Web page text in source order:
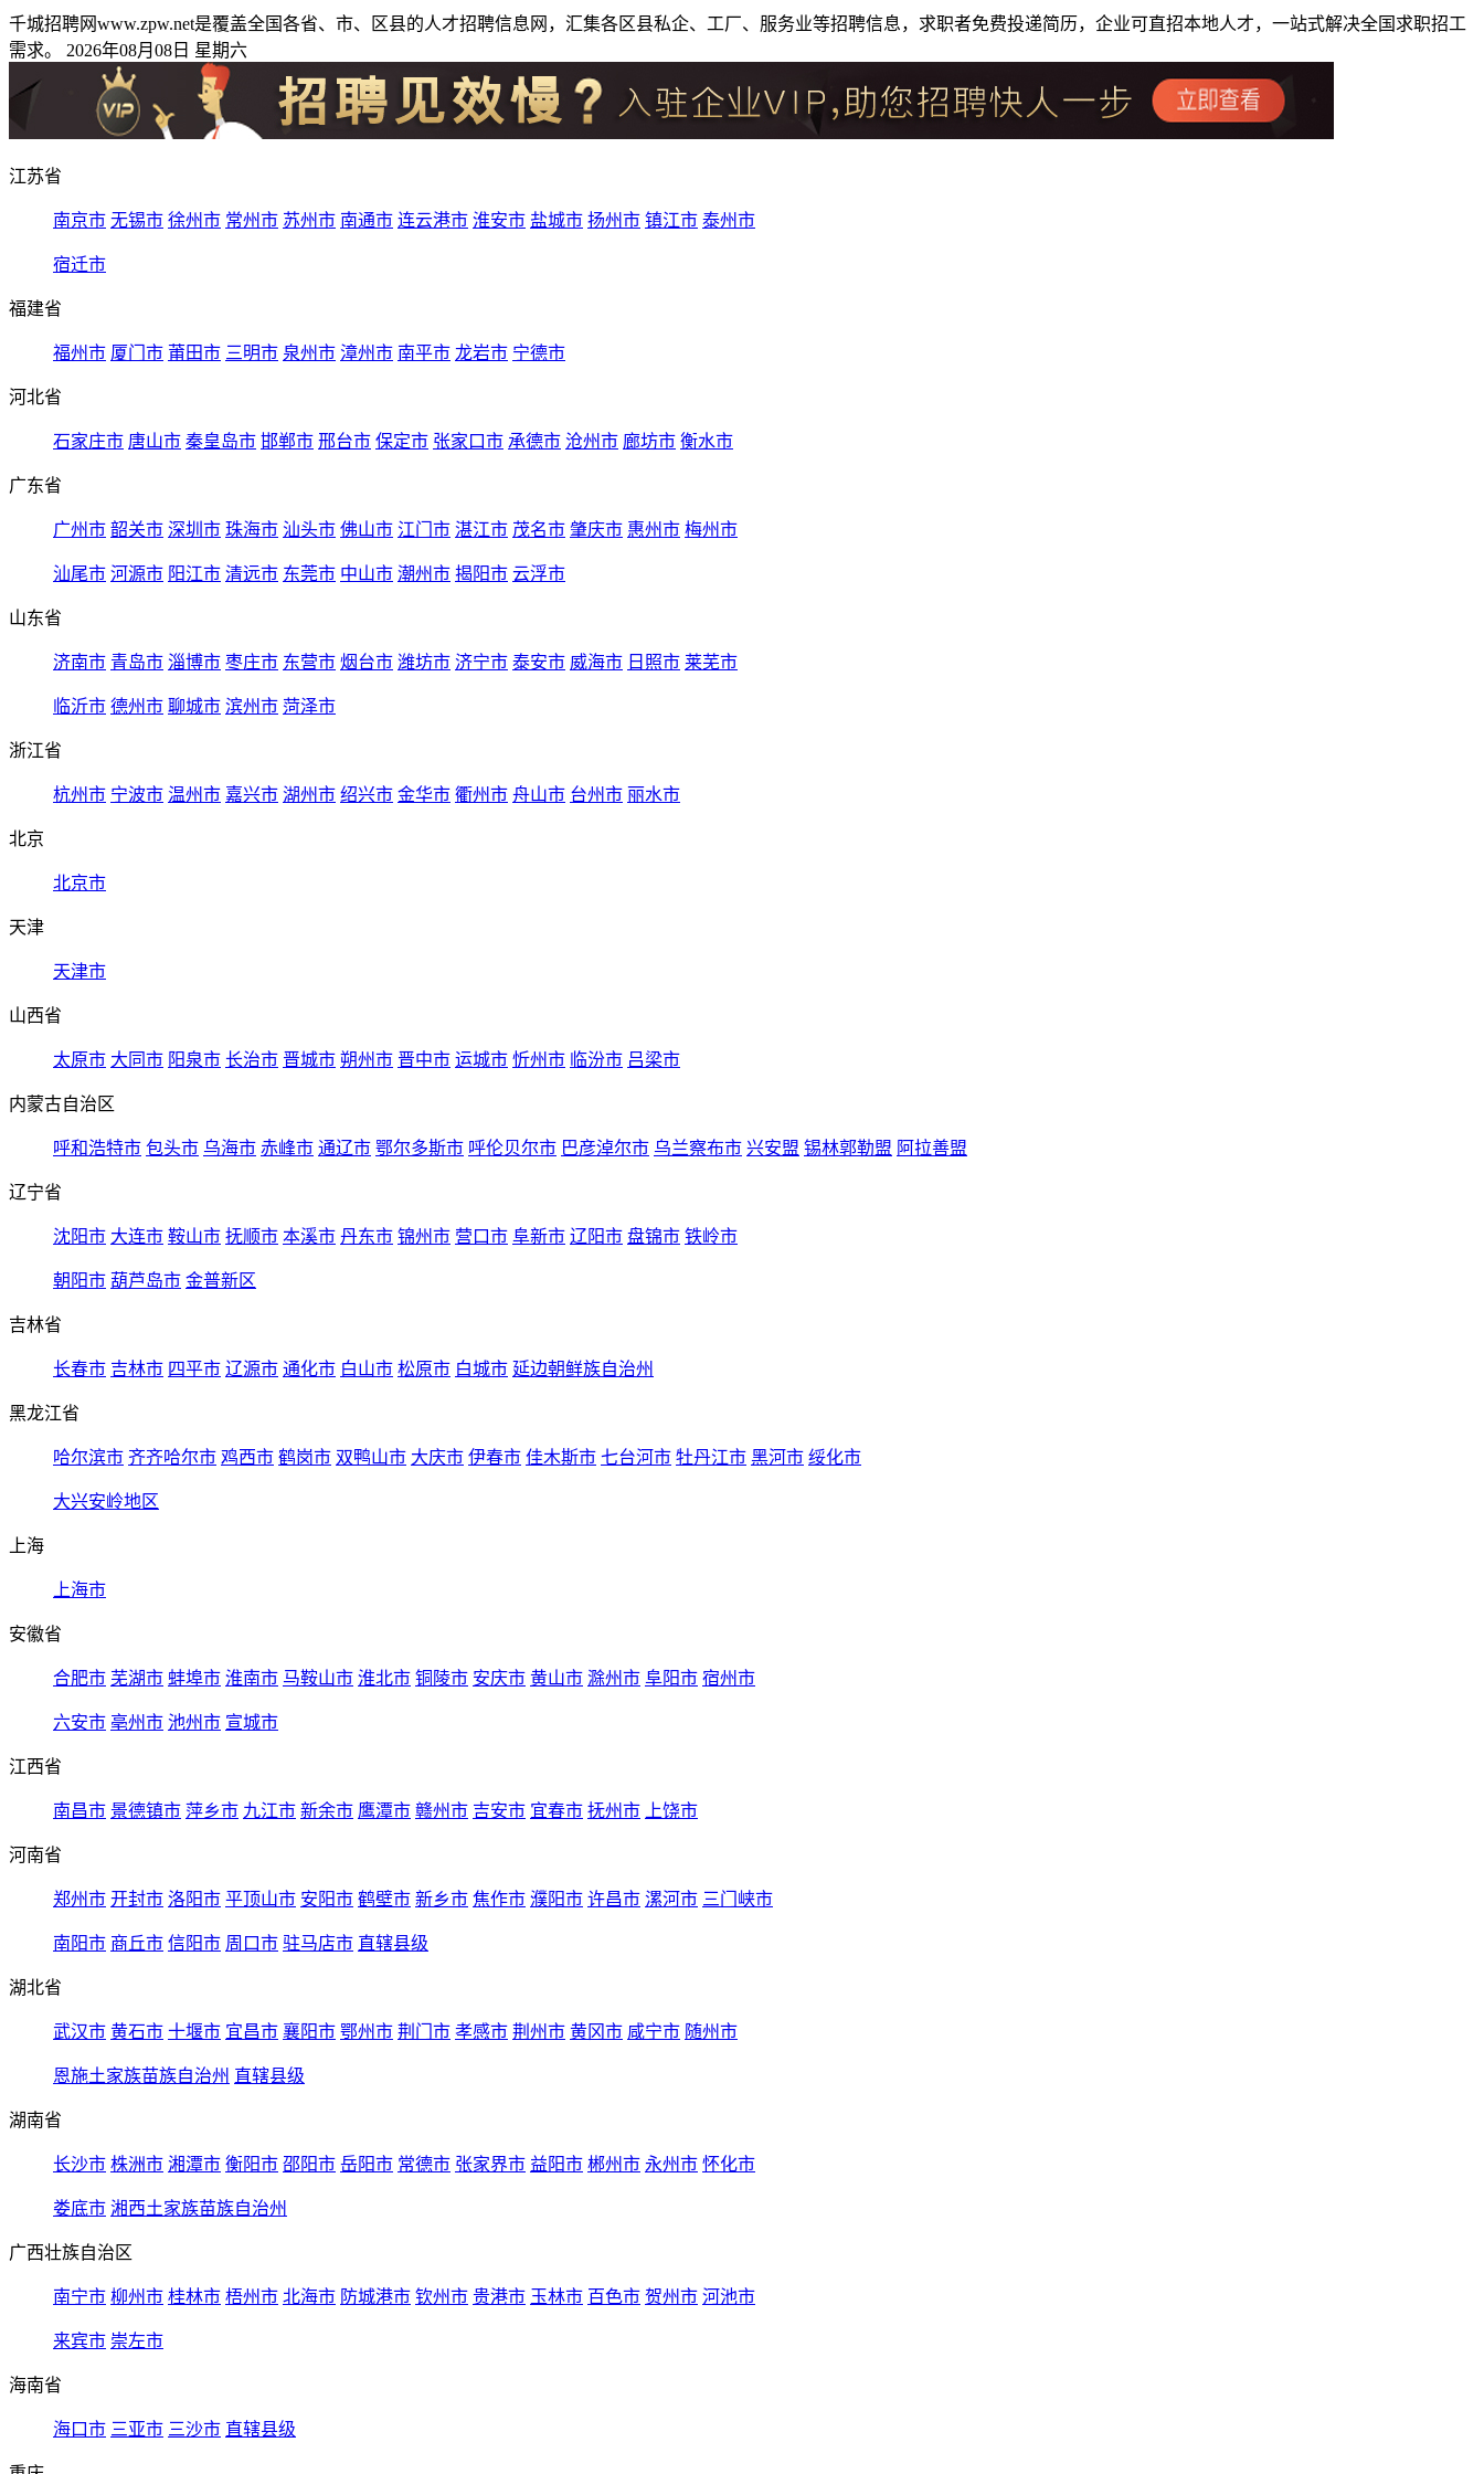
千城招聘网www.zpw.net是覆盖全国各省、市、区县的人才招聘信息网，汇集各区县私企、工厂、服务业等招聘信息，求职者免费投递简历，企业可直招本地人才，一站式解决全国求职招工
需求。 2026年08月08日 星期六
江苏省
南京市 无锡市 徐州市 常州市 苏州市 南通市 连云港市 淮安市 盐城市 扬州市 镇江市 泰州市
宿迁市
福建省
福州市 厦门市 莆田市 三明市 泉州市 漳州市 南平市 龙岩市 宁德市
河北省
石家庄市 唐山市 秦皇岛市 邯郸市 邢台市 保定市 张家口市 承德市 沧州市 廊坊市 衡水市
广东省
广州市 韶关市 深圳市 珠海市 汕头市 佛山市 江门市 湛江市 茂名市 肇庆市 惠州市 梅州市
汕尾市 河源市 阳江市 清远市 东莞市 中山市 潮州市 揭阳市 云浮市
山东省
济南市 青岛市 淄博市 枣庄市 东营市 烟台市 潍坊市 济宁市 泰安市 威海市 日照市 莱芜市
临沂市 德州市 聊城市 滨州市 菏泽市
浙江省
杭州市 宁波市 温州市 嘉兴市 湖州市 绍兴市 金华市 衢州市 舟山市 台州市 丽水市
北京
北京市
天津
天津市
山西省
太原市 大同市 阳泉市 长治市 晋城市 朔州市 晋中市 运城市 忻州市 临汾市 吕梁市
内蒙古自治区
呼和浩特市 包头市 乌海市 赤峰市 通辽市 鄂尔多斯市 呼伦贝尔市 巴彦淖尔市 乌兰察布市 兴安盟 锡林郭勒盟 阿拉善盟
辽宁省
沈阳市 大连市 鞍山市 抚顺市 本溪市 丹东市 锦州市 营口市 阜新市 辽阳市 盘锦市 铁岭市
朝阳市 葫芦岛市 金普新区
吉林省
长春市 吉林市 四平市 辽源市 通化市 白山市 松原市 白城市 延边朝鲜族自治州
黑龙江省
哈尔滨市 齐齐哈尔市 鸡西市 鹤岗市 双鸭山市 大庆市 伊春市 佳木斯市 七台河市 牡丹江市 黑河市 绥化市
大兴安岭地区
上海
上海市
安徽省
合肥市 芜湖市 蚌埠市 淮南市 马鞍山市 淮北市 铜陵市 安庆市 黄山市 滁州市 阜阳市 宿州市
六安市 亳州市 池州市 宣城市
江西省
南昌市 景德镇市 萍乡市 九江市 新余市 鹰潭市 赣州市 吉安市 宜春市 抚州市 上饶市
河南省
郑州市 开封市 洛阳市 平顶山市 安阳市 鹤壁市 新乡市 焦作市 濮阳市 许昌市 漯河市 三门峡市
南阳市 商丘市 信阳市 周口市 驻马店市 直辖县级
湖北省
武汉市 黄石市 十堰市 宜昌市 襄阳市 鄂州市 荆门市 孝感市 荆州市 黄冈市 咸宁市 随州市
恩施土家族苗族自治州 直辖县级
湖南省
长沙市 株洲市 湘潭市 衡阳市 邵阳市 岳阳市 常德市 张家界市 益阳市 郴州市 永州市 怀化市
娄底市 湘西土家族苗族自治州
广西壮族自治区
南宁市 柳州市 桂林市 梧州市 北海市 防城港市 钦州市 贵港市 玉林市 百色市 贺州市 河池市
来宾市 崇左市
海南省
海口市 三亚市 三沙市 直辖县级